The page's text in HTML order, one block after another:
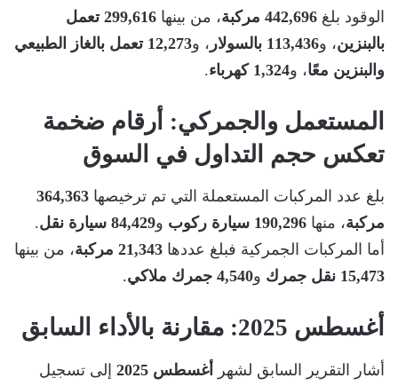
الوقود بلغ 442,696 مركبة ، من بينها
299,616 تعمل
بالبنزين، و113,436 بالسولار ، و
12,273 تعمل بالغاز الطبيعي
والبنزين معًا، و1,324 كهرباء .
المستعمل والجمركي: أرقام ضخمة
تعكس حجم التداول في السوق
بلغ عدد المركبات المستعملة التي تم ترخيصها 364,363
مركبة، منها 190,296 سيارة ركوب و84,429 سيارة نقل
.
أما المركبات الجمركية فبلغ عددها 21,343 مركبة
، من بينها
15,473 نقل جمرك
و4,540 جمرك ملاكي .
أغسطس 2025: مقارنة بالأداء السابق
أشار التقرير السابق لشهر أغسطس 2025
إلى تسجيل